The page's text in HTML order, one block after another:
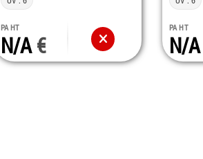
PA HT
N/A
PA HT
N/A